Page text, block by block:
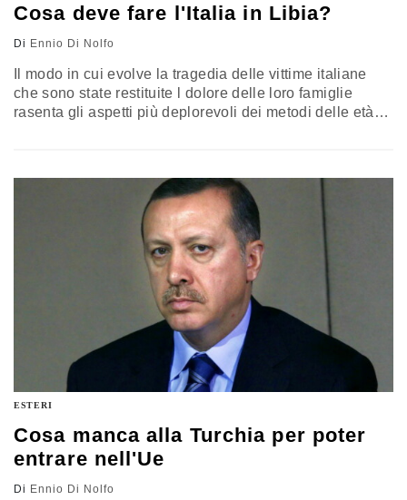
Cosa deve fare l'Italia in Libia?
Di Ennio Di Nolfo
Il modo in cui evolve la tragedia delle vittime italiane
che sono state restituite l dolore delle loro famiglie
rasenta gli aspetti più deplorevoli dei metodi delle età
di governo, nessuno dei quali…
ESTERI
Cosa manca alla Turchia per poter
entrare nell'Ue
Di Ennio Di Nolfo